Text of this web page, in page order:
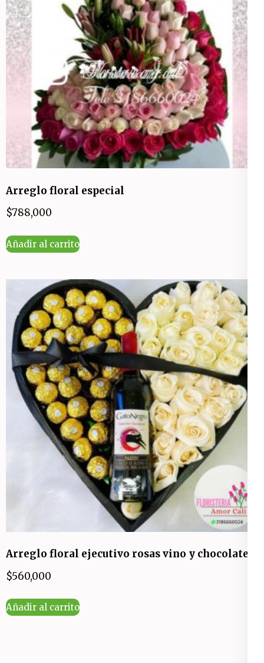
Arreglo floral especial
$788,000
Añadir al carrito
Arreglo floral ejecutivo rosas vino y chocolates
$560,000
Añadir al carrito